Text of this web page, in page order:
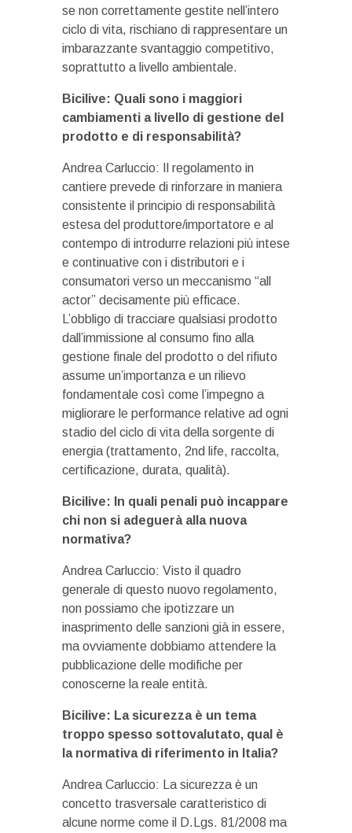
se non correttamente gestite nell’intero
ciclo di vita, rischiano di rappresentare un
imbarazzante svantaggio competitivo,
soprattutto a livello ambientale.
Bicilive: Quali sono i maggiori
cambiamenti a livello di gestione del
prodotto e di responsabilità?
Andrea Carluccio: Il regolamento in
cantiere prevede di rinforzare in maniera
consistente il principio di responsabilità
estesa del produttore/importatore e al
contempo di introdurre relazioni più intese
e continuative con i distributori e i
consumatori verso un meccanismo “all
actor” decisamente più efficace.
L’obbligo di tracciare qualsiasi prodotto
dall’immissione al consumo fino alla
gestione finale del prodotto o del rifiuto
assume un’importanza e un rilievo
fondamentale così come l’impegno a
migliorare le performance relative ad ogni
stadio del ciclo di vita della sorgente di
energia (trattamento, 2nd life, raccolta,
certificazione, durata, qualità).
Bicilive: In quali penali può incappare
chi non si adeguerà alla nuova
normativa?
Andrea Carluccio: Visto il quadro
generale di questo nuovo regolamento,
non possiamo che ipotizzare un
inasprimento delle sanzioni già in essere,
ma ovviamente dobbiamo attendere la
pubblicazione delle modifiche per
conoscerne la reale entità.
Bicilive: La sicurezza è un tema
troppo spesso sottovalutato, qual è
la normativa di riferimento in Italia?
Andrea Carluccio: La sicurezza è un
concetto trasversale caratteristico di
alcune norme come il D.Lgs. 81/2008 ma